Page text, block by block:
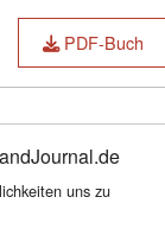
PDF-Buch
uns zu